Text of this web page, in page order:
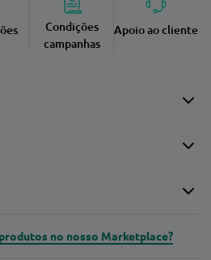
Condições
campanhas
Apoio ao cliente
no nosso Marketplace?